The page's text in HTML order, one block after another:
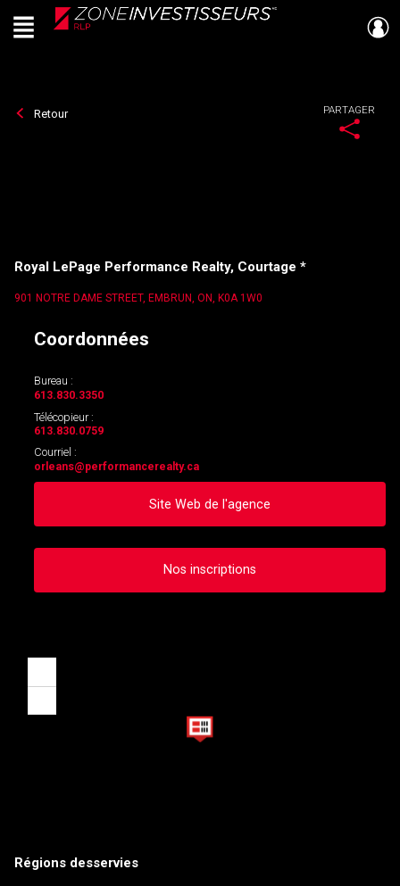
Live
En Direct
Menu
Retour PARTAGER
Royal LePage Performance Realty, Courtage *
901 NOTRE DAME STREET, EMBRUN, ON, K0A 1W0
Coordonnées
Bureau :
613.830.3350
Télécopieur :
613.830.0759
Courriel :
orleans@performancerealty.ca
Site Web de l'agence
Nos inscriptions
Régions desservies